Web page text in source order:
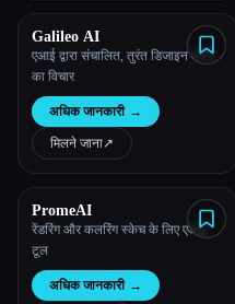
Galileo AI
एआई द्वारा संचालित, तुरंत डिजाइन करने
का विचार
अधिक जानकारी →
मिलने जाना↗︎
PromeAI
रेंडरिंग और कलरिंग स्केच के लिए एआई
टूल
अधिक जानकारी →